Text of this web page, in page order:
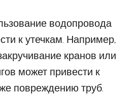
водопровода
к утечкам. Например,
кранов или
может привести к
повреждению труб.